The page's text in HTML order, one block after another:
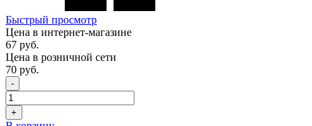
Быстрый просмотр
Цена в интернет-магазине
67 руб.
Цена в розничной сети
70 руб.
-
+